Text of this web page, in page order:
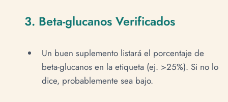
3. Beta-glucanos Verificados
Un buen suplemento listará el porcentaje de
beta-glucanos en la etiqueta (ej. >25%). Si no lo
dice, probablemente sea bajo.